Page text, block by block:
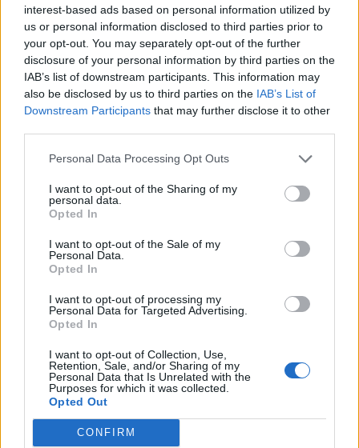
interest-based ads based on personal information utilized by
us or personal information disclosed to third parties prior to
your opt-out. You may separately opt-out of the further
disclosure of your personal information by third parties on the
IAB’s list of downstream participants. This information may
also be disclosed by us to third parties on the IAB’s List of
Downstream Participants that may further disclose it to other
Personal Data Processing Opt Outs
I want to opt-out of the Sharing of my
personal data.
Opted In
I want to opt-out of the Sale of my
Personal Data.
Opted In
I want to opt-out of processing my
Personal Data for Targeted Advertising.
Opted In
I want to opt-out of Collection, Use,
Retention, Sale, and/or Sharing of my
Personal Data that Is Unrelated with the
Purposes for which it was collected.
Opted Out
CONFIRM
Cegléden Szijjártó Péter külgazdasági és
külügyminiszter az Infineon új gyárának
alapkőletételi ünnepségén.
Back to Europe 2026Az áprilisi választások után
visszakerült az európai térképre Magyarország, a kormány
kiemelt célja az uniós források hazahozatala, illetve
hosszabb távon az euró bevezetése. Milyen utat kell
adhatnak az uniós pénzek a gazdaságnak? Ezzel a
kérdéssel foglalkozik a Portfolio konferenciája, mely
KEDVES OLVASÓNK!
A keresett cikk a portfolio.hu hírarchívumához
tartozik, melynek olvasása előfizetéses
regisztrációhoz kötött.
Az előfizetés a következőket tartalmazza:
Portfolio.hu teljes cikkarchívum
Kötéslisták: BÉT elmúlt 2 év napon belüli
kötéslistái